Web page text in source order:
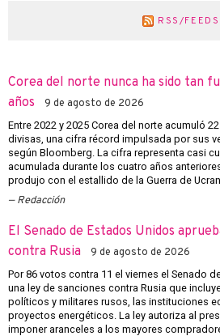
RSS/FEEDS
Corea del norte nunca ha sido tan
años
9 de agosto de 2026
Entre 2022 y 2025 Corea del norte acumuló
divisas, una cifra récord impulsada por sus
según Bloomberg. La cifra representa casi
acumulada durante los cuatro años
produjo con el estallido de la Guerra de
Redacción
El Senado de Estados Unidos
contra Rusia
9 de agosto de 2026
Por 86 votos contra 11 el viernes el Senado
una ley de sanciones contra Rusia que
políticos y militares rusos, las instituciones
proyectos energéticos. La ley autoriza al
imponer aranceles a los mayores